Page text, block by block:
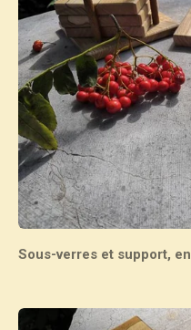
Sous-verres et support, en